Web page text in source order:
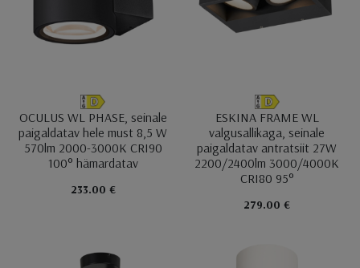
OCULUS WL PHASE, seinale
paigaldatav hele must 8,5 W
570lm 2000-3000K CRI90
100° hämardatav
233.00 €
ESKINA FRAME WL
valgusallikaga, seinale
paigaldatav antratsiit 27W
2200/2400lm 3000/4000K
CRI80 95°
279.00 €